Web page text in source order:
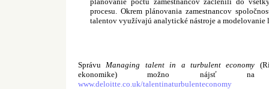
procesu. Okrem plánovania zamestnancov
talentov využívajú analytické nástroje a modelovanie
SprávuManaging talent in a turbulent economy
ekonomike) možno nájsť na
www.deloitte.co.uk/talentinaturbulenteconomy